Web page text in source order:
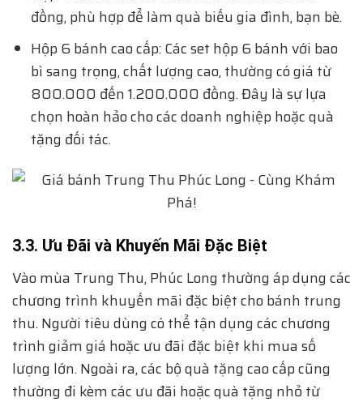
đồng, phù hợp để làm quà biếu gia đình, bạn bè.
Hộp 6 bánh cao cấp: Các set hộp 6 bánh với bao
bì sang trọng, chất lượng cao, thường có giá từ
800.000 đến 1.200.000 đồng. Đây là sự lựa
chọn hoàn hảo cho các doanh nghiệp hoặc quà
tặng đối tác.
3.3. Ưu Đãi và Khuyến Mãi Đặc Biệt
Vào mùa Trung Thu, Phúc Long thường áp dụng các
chương trình khuyến mãi đặc biệt cho bánh trung
thu. Người tiêu dùng có thể tận dụng các chương
trình giảm giá hoặc ưu đãi đặc biệt khi mua số
lượng lớn. Ngoài ra, các bộ quà tặng cao cấp cũng
thường đi kèm các ưu đãi hoặc quà tặng nhỏ từ